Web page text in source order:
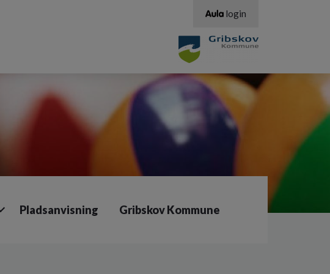
login
Pladsanvisning Gribskov Kommune